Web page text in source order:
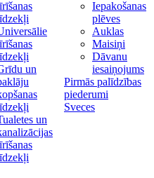
un
un
Iepakošanas
plēves
Auklas
Maisiņi
Dāvanu
iesaiņojums
Pirmās palīdzības
piederumi
Sveces